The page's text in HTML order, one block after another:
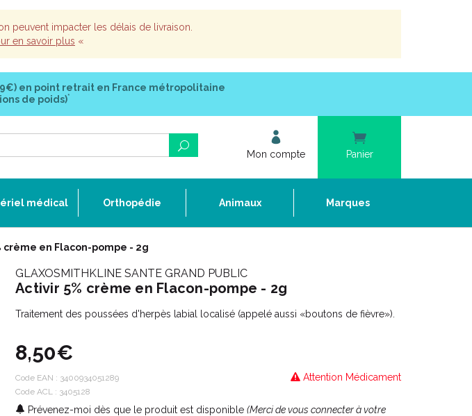
peuvent impacter les délais de livraison.
en savoir plus «
en point retrait en France métropolitaine
de poids)*
Mon compte Panier
médical Orthopédie Animaux Marques
crème en Flacon-pompe - 2g
GLAXOSMITHKLINE SANTE GRAND PUBLIC
Activir 5% crème en Flacon-pompe - 2g
Traitement des poussées d'herpès labial localisé (appelé aussi «boutons de fièvre»).
8,50€
Attention Médicament
Code EAN : 3400934051289
Code ACL : 3405128
Prévenez-moi dès que le produit est disponible (Merci de vous connecter à votre